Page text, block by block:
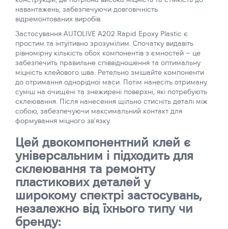
навантажень, забезпечуючи довговічність
відремонтованих виробів.
Застосування AUTOLIVE A202 Rapid Epoxy Plastic є
простим та інтуїтивно зрозумілим. Спочатку видавіть
рівномірну кількість обох компонентів з ємностей – це
забезпечить правильне співвідношення та оптимальну
міцність клейового шва. Ретельно змішайте компоненти
до отримання однорідної маси. Потім нанесіть отриману
суміш на очищені та знежирені поверхні, які потребують
склеювання. Після нанесення щільно стисніть деталі між
собою, забезпечуючи максимальний контакт для
формування міцного зв'язку.
Цей двокомпонентний клей є
універсальним і підходить для
склеювання та ремонту
пластикових деталей у
широкому спектрі застосувань,
незалежно від їхнього типу чи
бренду: